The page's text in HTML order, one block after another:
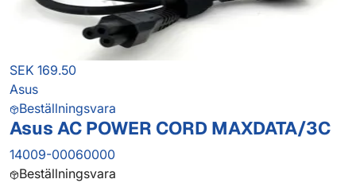
SEK 169.50
Asus
Beställningsvara
Asus AC POWER CORD MAXDATA/3C
14009-00060000
Beställningsvara